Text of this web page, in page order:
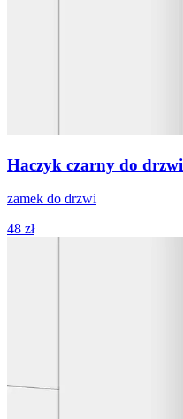
Haczyk czarny do drzwi
zamek do drzwi
48 zł